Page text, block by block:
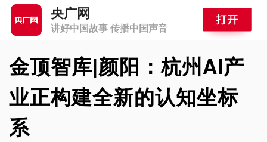
央广网
讲好中国故事 传播中国声音
金顶智库|颜阳：杭州AI产
业正构建全新的认知坐标
系